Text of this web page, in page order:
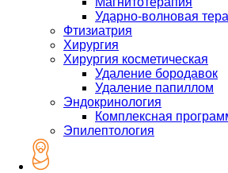
Ударно-волновая
Фтизиатрия
Хирургия
Хирургия косметическая
Удаление бородавок
Удаление папиллом
Эндокринология
Комплексная
Эпилептология